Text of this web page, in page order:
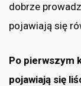
dobrze
pojawiają się
Po pierwszym
pojawiają się